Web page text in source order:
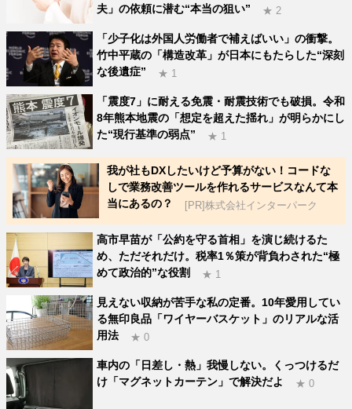
夫」の依頼に潜む“本当の狙い”
★ 2
「少子化は外国人労働者で補えばいい」の衝撃。
竹中平蔵の「構造改革」が日本にもたらした“深刻
な後遺症”
★ 1
「震度7」に耐える免震・耐震技術でも破損。令和
8年熊本地震の「想定を超えた揺れ」が明らかにし
た“現行基準の弱点”
★ 1
我が社もDXしたいけど予算がない！コードな
しで業務改善ツールを作れるサービスなんて本
当にあるの？
[PR]株式会社インターパーク
高市早苗が「公約を守る首相」を演じ続けるた
め、ただそれだけ。税率1％策が背負わされた“極
めて政治的”な役割
★ 1
見えない収納が苦手な私の定番。10年愛用してい
る無印良品「ワイヤーバスケット」のリアルな活
用法
★ 0
車内の「日差し・熱」我慢しない。くっつけるだ
け「マグネットカーテン」で解決だよ
★ 0